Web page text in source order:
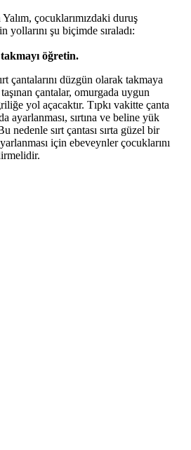
çocuklarımızdaki duruş
yollarını şu biçimde sıraladı:
takmayı öğretin.
çantalarını düzgün olarak takmaya
çantalar, omurgada uygun
yol açacaktır. Tıpkı vakitte çanta
ayarlanması, sırtına ve beline yük
nedenle sırt çantası sırta güzel bir
için ebeveynler çocuklarını